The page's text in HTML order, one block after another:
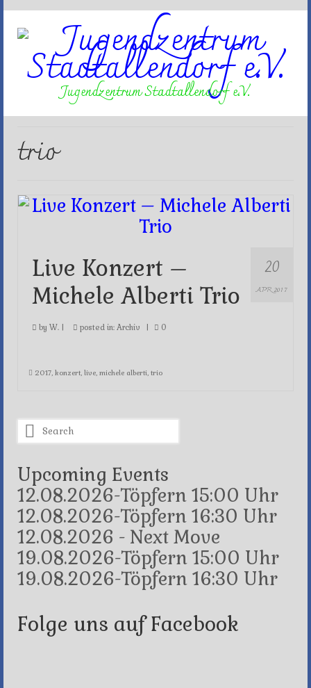
Jugendzentrum Stadtallendorf e.V.
trio
20
APR 2017
Live Konzert –
Michele Alberti Trio
by W. posted in: Archiv 0
2017, konzert, live, michele alberti, trio
Search
for:
Upcoming Events
12.08.2026-Töpfern 15:00 Uhr
12.08.2026-Töpfern 16:30 Uhr
12.08.2026 - Next Move
19.08.2026-Töpfern 15:00 Uhr
19.08.2026-Töpfern 16:30 Uhr
Folge uns auf Facebook